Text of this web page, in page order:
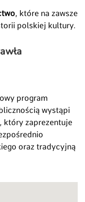
, które na zawsze
polskiej kultury.
program
wystąpi
, który zaprezentuje
oraz tradycyjną